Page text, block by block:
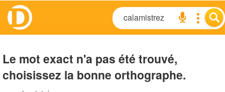
Le mot exact n'a pas été trouvé,
choisissez la bonne orthographe.